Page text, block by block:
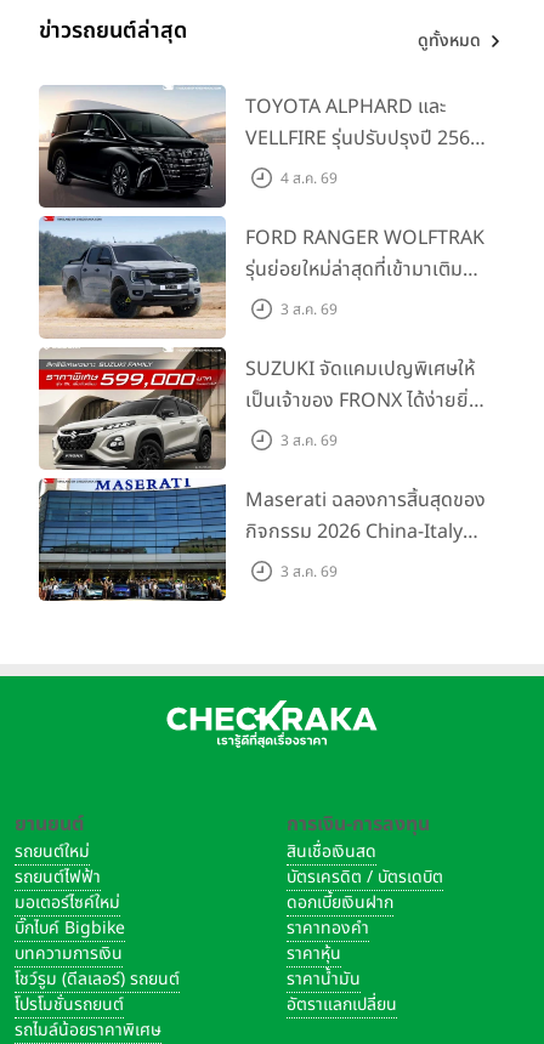
ข่าวรถยนต์ล่าสุด ดูทั้งหมด
TOYOTA ALPHARD และ
VELLFIRE รุ่นปรับปรุงปี 2569
พร้อมรุ่นย่อยใหม่ HEV
4 ส.ค. 69
FORD RANGER WOLFTRAK
รุ่นย่อยใหม่ล่าสุดที่เข้ามาเติม
เต็มไลน์อัป พร้อมตอบโจทย์ทุก
พร้อมลุย ด้วยราคาพิเศษเริ่ม
ต้นที่ 9.49 แสนบาท
3 ส.ค. 69
SUZUKI จัดแคมเปญพิเศษให้
เป็นเจ้าของ FRONX ได้ง่ายยิ่ง
ขึ้นสำหรับรุ่น GL ราคาพิเศษ
200 คัน พร้อมข้อเสนอสุดคุ้ม
3 ส.ค. 69
Maserati ฉลองการสิ้นสุดของ
กิจกรรม 2026 China-Italy
Grand Tour ณ สำนักงาน
3 ส.ค. 69
ยานยนต์
รถยนต์ใหม่
รถยนต์ไฟฟ้า
มอเตอร์ไซค์ใหม่
บิ๊กไบค์ Bigbike
บทความการเงิน
โชว์รูม (ดีลเลอร์) รถยนต์
โปรโมชั่นรถยนต์
รถไมล์น้อยราคาพิเศษ
การเงิน-การลงทุน
สินเชื่อเงินสด
บัตรเครดิต / บัตรเดบิต
ดอกเบี้ยเงินฝาก
ราคาทองคำ
ราคาหุ้น
ราคาน้ำมัน
อัตราแลกเปลี่ยน